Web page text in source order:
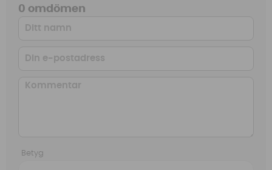
0 omdömen
Betyg